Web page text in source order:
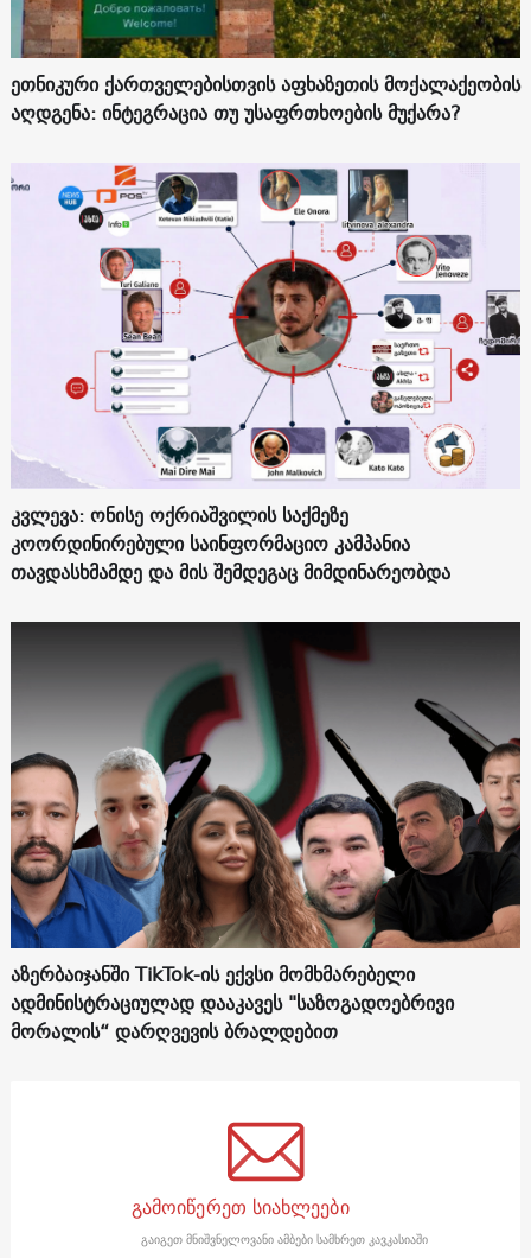
ეთნიკური ქართველებისთვის აფხაზეთის მოქალაქეობის
აღდგენა: ინტეგრაცია თუ უსაფრთხოების მუქარა?
კვლევა: ონისე ოქრიაშვილის საქმეზე
კოორდინირებული საინფორმაციო კამპანია
თავდასხმამდე და მის შემდეგაც მიმდინარეობდა
აზერბაიჯანში TikTok-ის ექვსი მომხმარებელი
ადმინისტრაციულად დააკავეს "საზოგადოებრივი
მორალის“ დარღვევის ბრალდებით
გამოიწერეთ სიახლეები
გაიგეთ მნიშვნელოვანი ამბები სამხრეთ კავკასიაში